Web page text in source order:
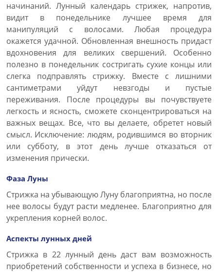
начинаний. Лунный календарь стрижек, напротив,
видит в понедельнике лучшее время для
манипуляций с волосами. Любая процедура
окажется удачной. Обновленная внешность придаст
вдохновения для великих свершений. Особенно
полезно в понедельник состригать сухие концы или
слегка подправлять стрижку. Вместе с лишними
сантиметрами уйдут невзгоды и пустые
переживания. После процедуры вы почувствуете
легкость и ясность, сможете сконцентрироваться на
важных вещах. Все, что вы делаете, обретет новый
смысл. Исключение: людям, родившимся во вторник
или субботу, в этот день лучше отказаться от
изменения прически.
Фаза Луны
Стрижка на убывающую Луну благоприятна, но после
нее волосы будут расти медленее. Благоприятно для
укрепления корней волос.
Аспекты лунных дней
Стрижка в 22 лунный день даст вам возможность
приобретений собственности и успеха в бизнесе, но